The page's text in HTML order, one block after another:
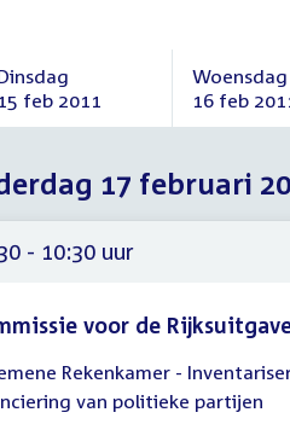
15 feb 2011
februari
Woensdag
16 feb
Woensdag
februari
2011
17 februari
- 10:30 uur
voor de
Rekenkamer -
van politieke partijen